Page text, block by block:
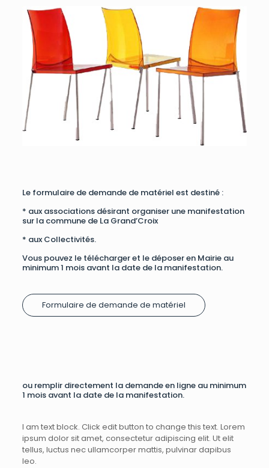
Le formulaire de demande de matériel est destiné :
* aux associations désirant organiser une manifestation
sur la commune de La Grand’Croix
* aux Collectivités.
Vous pouvez le télécharger et le déposer en Mairie au
minimum 1 mois avant la date de la manifestation.
Formulaire de demande de matériel
ou remplir directement la demande en ligne au minimum
1 mois avant la date de la manifestation.
I am text block. Click edit button to change this text. Lorem
ipsum dolor sit amet, consectetur adipiscing elit. Ut elit
tellus, luctus nec ullamcorper mattis, pulvinar dapibus
leo.